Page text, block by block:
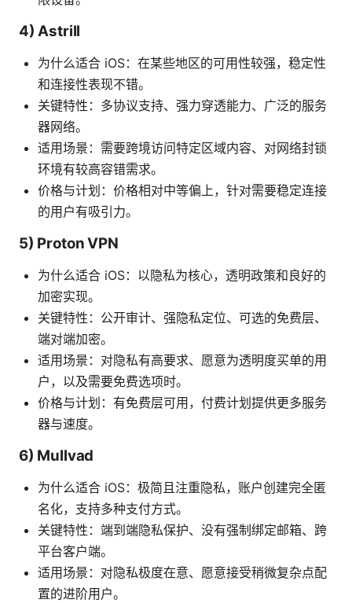
4) Astrill
为什么适合 iOS：在某些地区的可用性较强，稳定性
和连接性表现不错。
关键特性：多协议支持、强力穿透能力、广泛的服务
器网络。
适用场景：需要跨境访问特定区域内容、对网络封锁
环境有较高容错需求。
价格与计划：价格相对中等偏上，针对需要稳定连接
的用户有吸引力。
5) Proton VPN
为什么适合 iOS：以隐私为核心，透明政策和良好的
加密实现。
关键特性：公开审计、强隐私定位、可选的免费层、
端对端加密。
适用场景：对隐私有高要求、愿意为透明度买单的用
户，以及需要免费选项时。
价格与计划：有免费层可用，付费计划提供更多服务
器与速度。
6) Mullvad
为什么适合 iOS：极简且注重隐私，账户创建完全匿
名化，支持多种支付方式。
关键特性：端到端隐私保护、没有强制绑定邮箱、跨
平台客户端。
适用场景：对隐私极度在意、愿意接受稍微复杂点配
置的进阶用户。